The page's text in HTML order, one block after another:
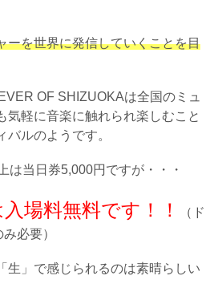
ーを世界に発信していくことを目
OF SHIZUOKAは全国のミュ
気軽に音楽に触れられ楽しむこと
ルのようです。
は当日券5,000円ですが・・・
場料無料です！！
（ド
必要）
生」で感じられるのは素晴らしい